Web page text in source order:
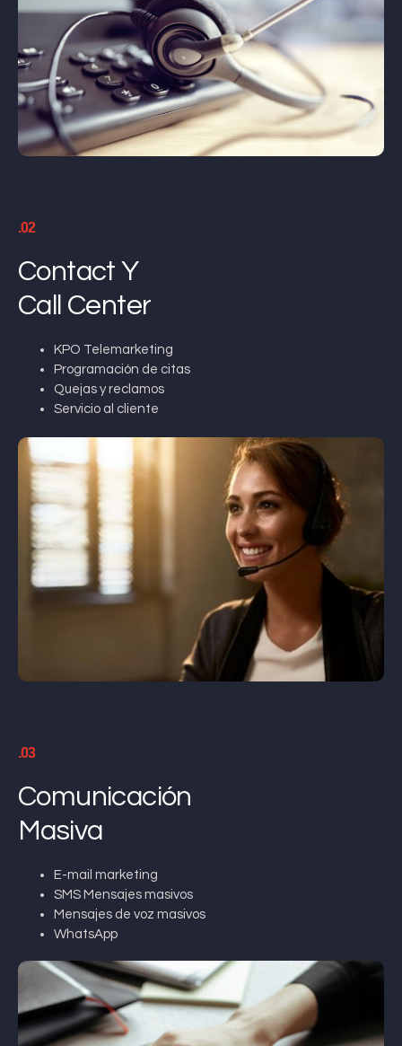
.02
Contact Y
Call Center
KPO Telemarketing
Programación de citas
Quejas y reclamos
Servicio al cliente
.03
Comunicación
Masiva
E-mail marketing
SMS Mensajes masivos
Mensajes de voz masivos
WhatsApp